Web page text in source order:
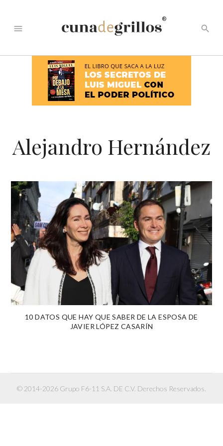
menu
®
search
Alejandro Hernández
10 DATOS QUE HAY QUE SABER DE LA ESPOSA DE
JAVIER LÓPEZ CASARÍN
© 2014-2026 Grupo F6-11 S.A. DE C.V. Derechos Reservados.